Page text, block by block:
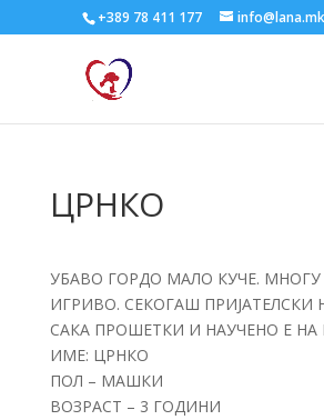
+389 78 411 177
ЦРНКО
УБАВО ГОРДО МАЛО КУЧЕ. МНОГУ
ИГРИВО. СЕКОГАШ ПРИЈАТЕЛСКИ
САКА ПРОШЕТКИ И НАУЧЕНО Е
ИМЕ: ЦРНКО
ПОЛ – МАШКИ
ВОЗРАСТ – 3 ГОДИНИ